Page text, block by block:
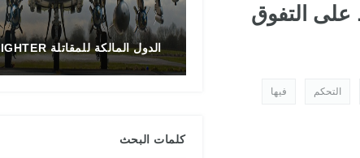
على التفوق
التحكم فيها
تاريخ المقاتلة F-16 في الشرق الأوسط
كلمات البحث